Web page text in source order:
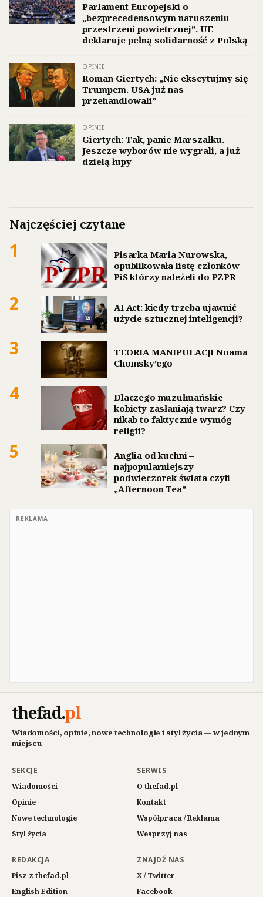
Parlament Europejski o
„bezprecedensowym naruszeniu
przestrzeni powietrznej”. UE
deklaruje pełną solidarność z Polską
OPINIE
Roman Giertych: „Nie ekscytujmy się
Trumpem. USA już nas
przehandlowali”
OPINIE
Giertych: Tak, panie Marszałku.
Jeszcze wyborów nie wygrali, a już
dzielą łupy
Najczęściej czytane
1
Pisarka Maria Nurowska,
opublikowała listę członków
PiS którzy należeli do PZPR
2
AI Act: kiedy trzeba ujawnić
użycie sztucznej inteligencji?
3
TEORIA MANIPULACJI Noama
Chomsky’ego
4
Dlaczego muzułmańskie
kobiety zasłaniają twarz? Czy
nikab to faktycznie wymóg
religii?
5
Anglia od kuchni –
najpopularniejszy
podwieczorek świata czyli
„Afternoon Tea”
REKLAMA
thefad.pl
Wiadomości, opinie, nowe technologie i styl życia — w jednym
miejscu
SEKCJE
Wiadomości
Opinie
Nowe technologie
Styl życia
SERWIS
O thefad.pl
Kontakt
Współpraca / Reklama
Wesprzyj nas
REDAKCJA
Pisz z thefad.pl
English Edition
ZNAJDŹ NAS
X / Twitter
Facebook